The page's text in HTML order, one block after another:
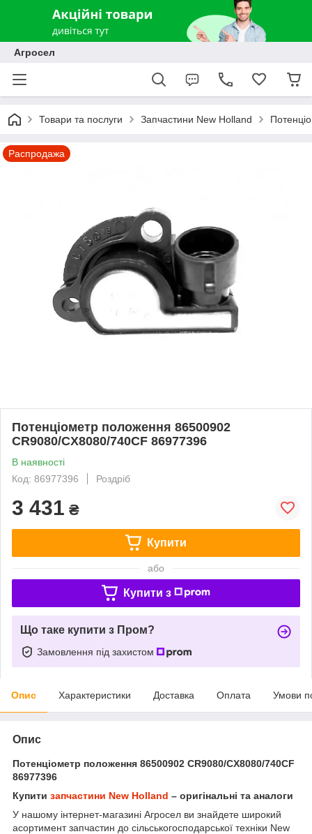
Агросел
Товари та послуги Запчастини New Holland
Распродажа
Потенціометр положення 86500902
CR9080/CX8080/740CF 86977396
В наявності
Код: 86977396
Роздріб
3 431 ₴
Купити
або
Купити з
Що таке купити з Пром?
Замовлення під захистом
Опис Характеристики Доставка Оплата Умови
Опис
Потенціометр положення 86500902 CR9080/CX8080/740CF
86977396
Купити запчастини New Holland – оригінальні та аналоги
У нашому інтернет-магазині Агросел ви знайдете широкий
асортимент запчастин до сільськогосподарської техніки New